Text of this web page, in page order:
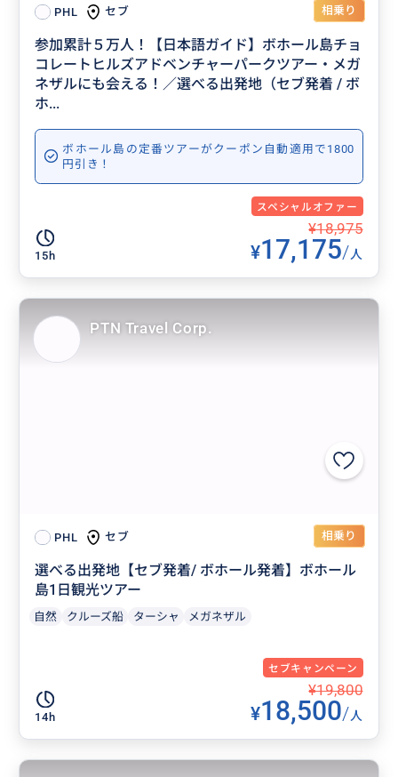
PHL セブ 相乗り
参加累計５万人！【日本語ガイド】ボホール島チョ
コレートヒルズアドベンチャーパークツアー・メガ
ネザルにも会える！／選べる出発地（セブ発着 / ボ
ホ...
ボホール島の定番ツアーがクーポン自動適用で1800
円引き！
スペシャルオファー
15h
¥18,975
¥17,175/人
PHL セブ 相乗り
選べる出発地【セブ発着/ ボホール発着】ボホール
島1日観光ツアー
自然 クルーズ船 ターシャ メガネザル
セブキャンペーン
14h
¥19,800
¥18,500/人
PTN Travel Corp.